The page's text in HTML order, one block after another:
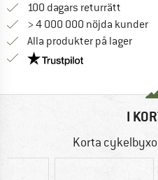
100 dagars returrätt
> 4 000 000 nöjda kunder
Alla produkter på lager
Trust Pilot-
I
Korta